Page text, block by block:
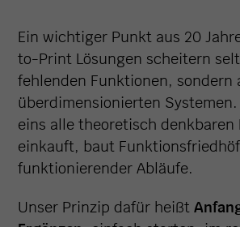
Ein wichtiger Punkt aus 20
to-Print Lösungen scheitern
fehlenden Funktionen, sondern
überdimensionierten Systemen.
eins alle theoretisch denkbaren
einkauft, baut
funktionierender Abläufe.
Unser Prinzip dafür heißt